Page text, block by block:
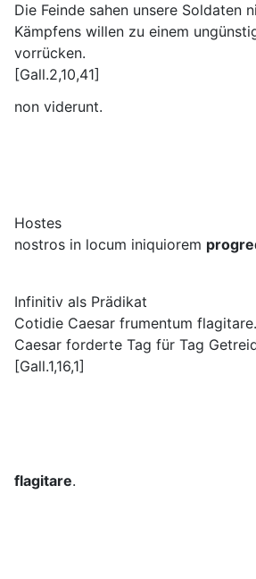
Die Feinde sahen unsere Soldaten
Kämpfens willen zu einem
vorrücken.
[Gall.2,10,41]
non viderunt.
Hostes
nostros in locum iniquiorem
Infinitiv als Prädikat
Cotidie Caesar frumentum flagitare.
Caesar forderte Tag für Tag
[Gall.1,16,1]
flagitare.